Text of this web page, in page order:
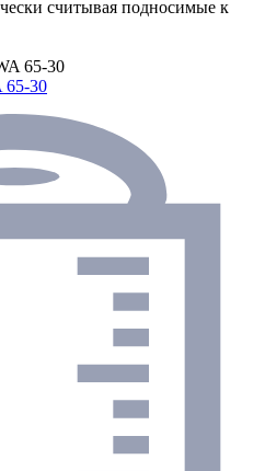
считывая подносимые к
65-30